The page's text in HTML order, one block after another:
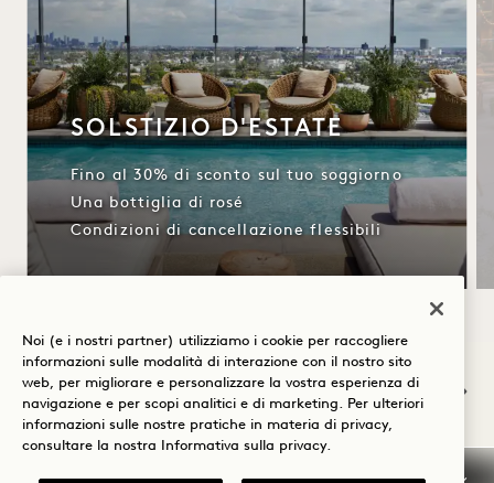
SOLSTIZIO D'ESTATE
Fino al 30% di sconto sul tuo soggiorno
Una bottiglia di rosé
Condizioni di cancellazione flessibili
NaN / 11
Noi (e i nostri partner) utilizziamo i cookie per raccogliere
informazioni sulle modalità di interazione con il nostro sito
web, per migliorare e personalizzare la vostra esperienza di
navigazione e per scopi analitici e di marketing. Per ulteriori
informazioni sulle nostre pratiche in materia di privacy,
consultare la nostra
Informativa sulla privacy.